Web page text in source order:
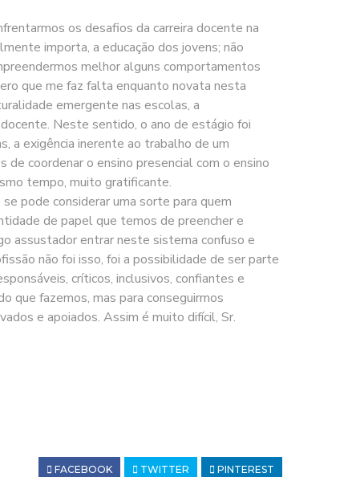
os desafios da carreira docente na
importa, a educação dos jovens; não
melhor alguns comportamentos
que me faz falta enquanto novata nesta
emergente nas escolas, a
Neste sentido, o ano de estágio foi
a exigência inerente ao trabalho de um
coordenar o ensino presencial com o ensino
tempo, muito gratificante.
pode considerar uma sorte para quem
de papel que temos de preencher e
assustador entrar neste sistema confuso e
não foi isso, foi a possibilidade de ser parte
críticos, inclusivos, confiantes e
que fazemos, mas para conseguirmos
e apoiados. Assim é muito difícil, Sr.
FACEBOOK TWITTER PINTEREST